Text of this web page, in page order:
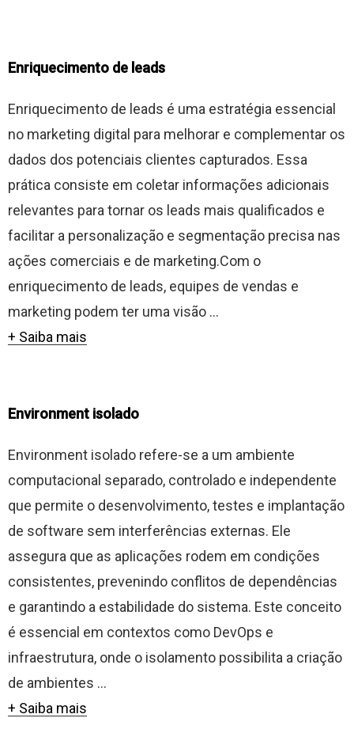
Enriquecimento de leads
Enriquecimento de leads é uma estratégia essencial
no marketing digital para melhorar e complementar os
dados dos potenciais clientes capturados. Essa
prática consiste em coletar informações adicionais
relevantes para tornar os leads mais qualificados e
facilitar a personalização e segmentação precisa nas
ações comerciais e de marketing.Com o
enriquecimento de leads, equipes de vendas e
marketing podem ter uma visão ...
+ Saiba mais
Environment isolado
Environment isolado refere-se a um ambiente
computacional separado, controlado e independente
que permite o desenvolvimento, testes e implantação
de software sem interferências externas. Ele
assegura que as aplicações rodem em condições
consistentes, prevenindo conflitos de dependências
e garantindo a estabilidade do sistema. Este conceito
é essencial em contextos como DevOps e
infraestrutura, onde o isolamento possibilita a criação
de ambientes ...
+ Saiba mais